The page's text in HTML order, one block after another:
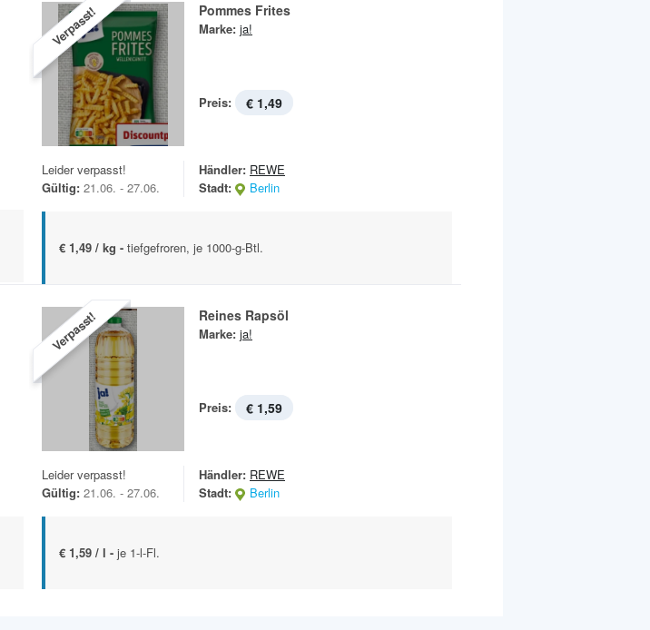
Verpasst! Pommes Frites
Marke: ja!
Preis: € 1,49
Leider verpasst!
Gültig: 21.06. - 27.06.
Händler: REWE
Stadt:
Berlin
€ 1,49 / kg - tiefgefroren, je 1000-g-Btl.
Verpasst! Reines Rapsöl
Marke: ja!
Preis: € 1,59
Leider verpasst!
Gültig: 21.06. - 27.06.
Händler: REWE
Stadt:
Berlin
€ 1,59 / l - je 1-l-Fl.